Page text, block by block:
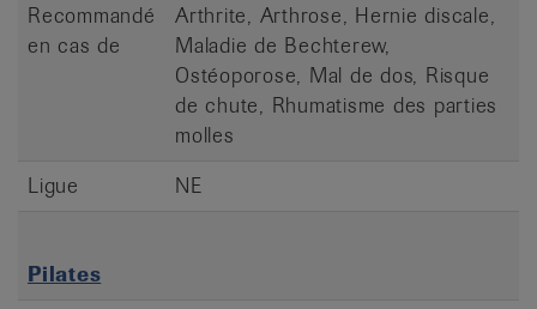
Recommandé
en cas de
Arthrite, Arthrose, Hernie discale,
Maladie de Bechterew,
Ostéoporose, Mal de dos, Risque
de chute, Rhumatisme des parties
molles
Ligue
NE
Pilates